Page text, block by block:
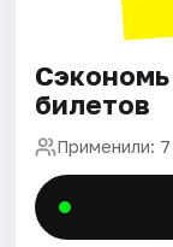
Сэкономь
билетов
Применили: